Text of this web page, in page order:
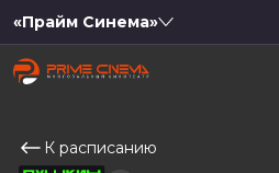
«Прайм Синема»
К расписанию